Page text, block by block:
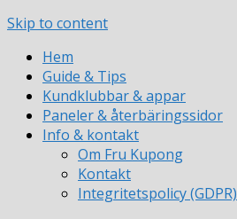
Skip to content
Hem
Guide & Tips
Kundklubbar & appar
Paneler & återbäringssidor
Info & kontakt
Om Fru Kupong
Kontakt
Integritetspolicy (GDPR)